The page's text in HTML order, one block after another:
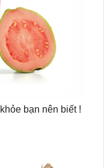
bạn nên biết !